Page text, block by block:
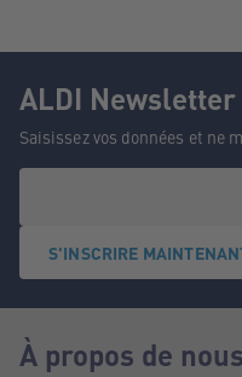
ALDI Newsletter
Saisissez vos données et ne
S'INSCRIRE
À propos de nous